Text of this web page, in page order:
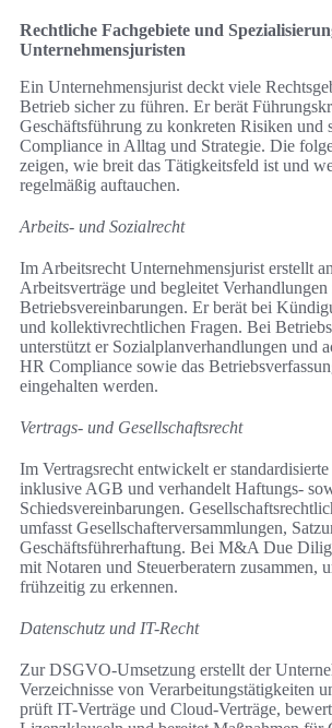
Rechtliche Fachgebiete und
Unternehmensjuristen
Ein Unternehmensjurist deckt viele
Betrieb sicher zu führen. Er berät
Geschäftsführung zu konkreten Risiken und
Compliance in Alltag und Strategie. Die
zeigen, wie breit das Tätigkeitsfeld ist und
regelmäßig auftauchen.
Arbeits- und Sozialrecht
Im Arbeitsrecht Unternehmensjurist erstellt
Arbeitsverträge und begleitet Verhandlungen
Betriebsvereinbarungen. Er berät bei
und kollektivrechtlichen Fragen. Bei
unterstützt er Sozialplanverhandlungen und
HR Compliance sowie das
eingehalten werden.
Vertrags- und Gesellschaftsrecht
Im Vertragsrecht entwickelt er
inklusive AGB und verhandelt Haftungs-
Schiedsvereinbarungen.
umfasst Gesellschafterversammlungen,
Geschäftsführerhaftung. Bei M&A Due
mit Notaren und Steuerberatern zusammen,
frühzeitig zu erkennen.
Datenschutz und IT-Recht
Zur DSGVO-Umsetzung erstellt der
Verzeichnisse von Verarbeitungstätigkeiten
prüft IT-Verträge und Cloud-Verträge,